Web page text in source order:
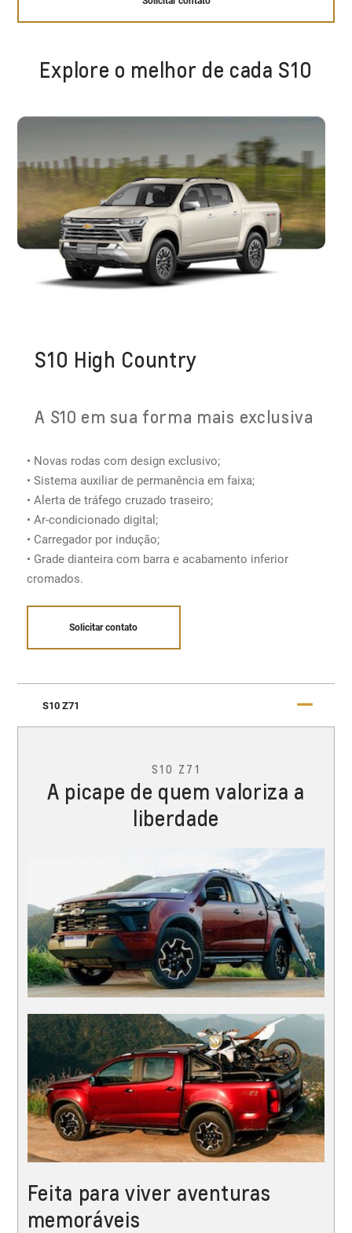
Explore o melhor de cada S10
S10 High Country
A S10 em sua forma mais exclusiva
• Novas rodas com design exclusivo;
• Sistema auxiliar de permanência em faixa;
• Alerta de tráfego cruzado traseiro;
• Ar-condicionado digital​;
• Carregador por indução;
• Grade dianteira com barra e acabamento inferior
cromados.
Solicitar contato
S10 Z71
S10 Z71
A picape de quem valoriza a
liberdade
Feita para viver aventuras
memoráveis